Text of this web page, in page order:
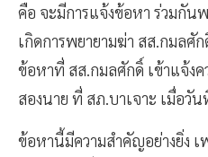
คือ จะมีการแจ้งข้อหา ร่วมกั
เกิดการพยายามฆ่า สส.กมลศั
ข้อหาที่ สส.กมลศักดิ์​ เข้าแจ้ง
สองนาย ที่ สภ.บาเจาะ เมื่อวั
ข้อหานี้มีความสำคัญอย่างยิ่ง